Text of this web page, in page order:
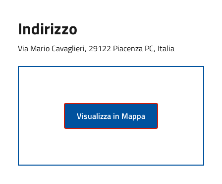
Indirizzo
Via Mario Cavaglieri, 29122 Piacenza PC, Italia
Visualizza in Mappa